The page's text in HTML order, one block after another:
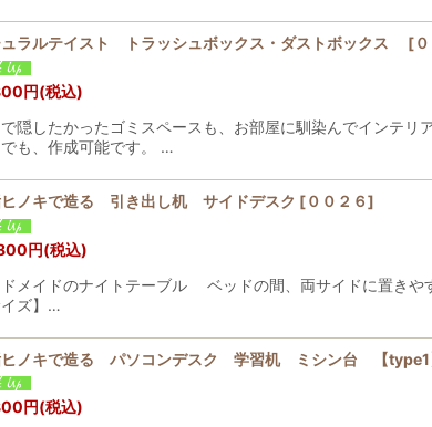
ラルテイスト トラッシュボックス・ダストボックス [
円(税込)
隠したかったゴミスペースも、お部屋に馴染んでインテ
でも、作成可能です。 …
ノキで造る 引き出し机 サイドデスク [００２６]
円(税込)
メイドのナイトテーブル ベッドの間、両サイドに置
ズ】…
ヒノキで造る パソコンデスク 学習机 ミシン台 【
円(税込)